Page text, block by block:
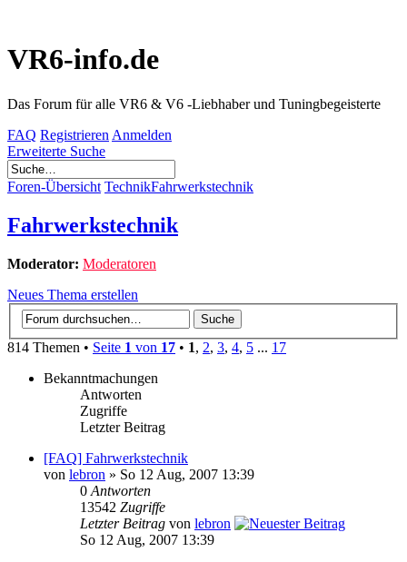
VR6-info.de
Das Forum für alle VR6 & V6 -Liebhaber und Tuningbegeisterte
FAQ Registrieren Anmelden
Erweiterte Suche
Foren-Übersicht TechnikFahrwerkstechnik
Fahrwerkstechnik
Moderator: Moderatoren
Neues Thema erstellen
814 Themen • Seite 1 von 17 • 1, 2, 3, 4, 5 ... 17
Bekanntmachungen
Antworten
Zugriffe
Letzter Beitrag
[FAQ] Fahrwerkstechnik
von lebron » So 12 Aug, 2007 13:39
0 Antworten
13542 Zugriffe
Letzter Beitrag von lebron
So 12 Aug, 2007 13:39